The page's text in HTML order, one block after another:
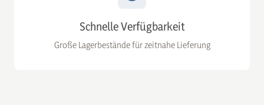
Schnelle Verfügbarkeit
Große Lagerbestände für zeitnahe Lieferung